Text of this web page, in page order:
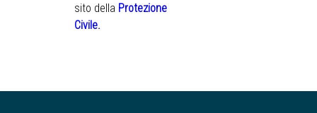
sito della Protezione
Civile.